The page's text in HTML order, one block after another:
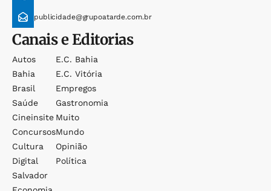
publicidade@grupoatarde.com.br
Canais e Editorias
Autos
Bahia
Brasil
Saúde
Cineinsite
Concursos
Cultura
Digital
Salvador
E.c. Bahia
E.c. Vitória
Empregos
Gastronomia
Muito
Mundo
Opinião
Política